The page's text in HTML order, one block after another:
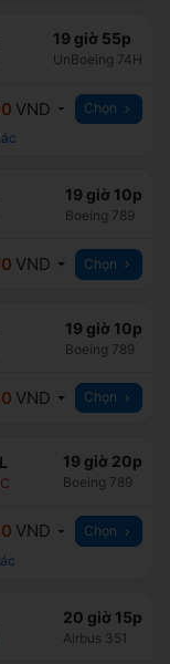
19 giờ 55p
UnBoeing 74H
VND
Chọn
19 giờ 10p
Boeing 789
VND Chọn
19 giờ 10p
Boeing 789
VND Chọn
19 giờ 20p
Boeing 789
VND
Chọn
20 giờ 15p
Airbus 351